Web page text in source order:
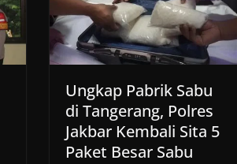
Ungkap Pabrik Sabu
di Tangerang, Polres
Jakbar Kembali Sita 5
Paket Besar Sabu